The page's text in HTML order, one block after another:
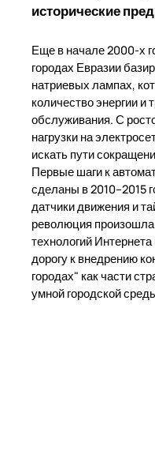
исторические
Еще в начале 2000-х
городах Евразии
натриевых лампах,
количество энергии и
обслуживания. С
нагрузки на
искать пути
Первые шаги к
сделаны в 2010–2015
датчики движения и
революция
технологий
дорогу к внедрению
городах" как части
умной городской